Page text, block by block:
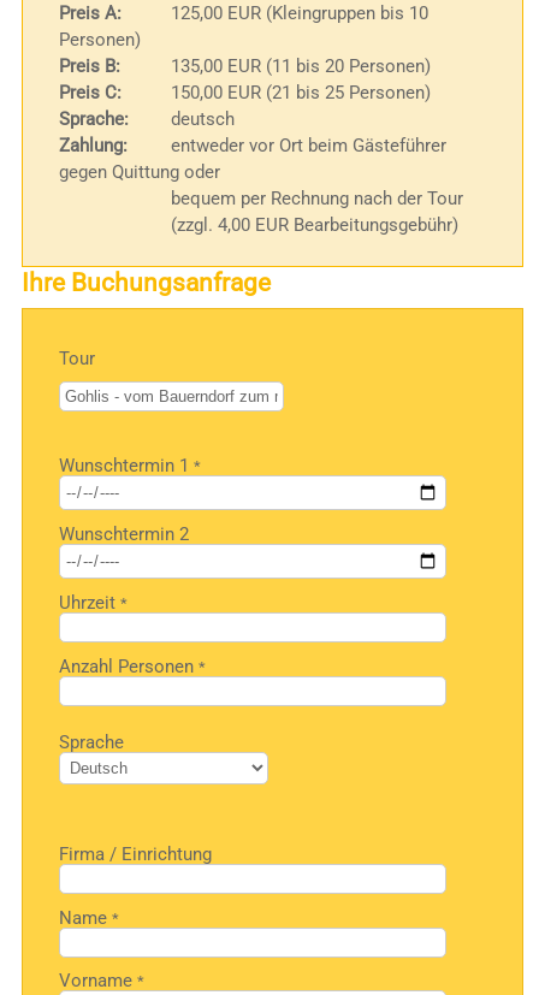
Preis A:
125,00 EUR (Kleingruppen bis 10
Personen)
Preis B:
135,00 EUR (11 bis 20 Personen)
Preis C:
150,00 EUR (21 bis 25 Personen)
Sprache:
deutsch
Zahlung:
entweder vor Ort beim Gästeführer
gegen Quittung oder
bequem per Rechnung nach der Tour
(zzgl. 4,00 EUR Bearbeitungsgebühr)
Ihre Buchungsanfrage
Tour
lasse
dieses
leer.
Wunschtermin 1*
Wunschtermin 2
Uhrzeit*
Anzahl Personen*
Bitte
lasse
dieses
Feld
Sprache
Firma / Einrichtung
Name*
Vorname*